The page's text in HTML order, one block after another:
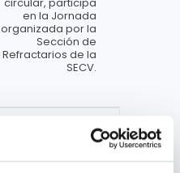
en la Jornada
organizada por la
Sección de
Refractarios de la
SECV.